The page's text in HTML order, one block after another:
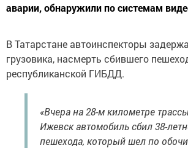
аварии, обнаружили по системам
В Татарстане автоинспекторы
грузовика, насмерть сбившего
республиканской ГИБДД.
«Вчера на 28-м километре
Ижевск автомобиль сбил 38-
пешехода, который шел по